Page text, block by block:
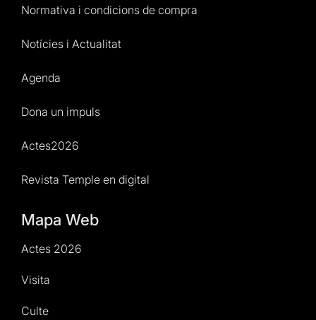
Normativa i condicions de compra
Notícies i Actualitat
Agenda
Dona un impuls
Actes2026
Revista Temple en digital
Mapa Web
Actes 2026
Visita
Culte